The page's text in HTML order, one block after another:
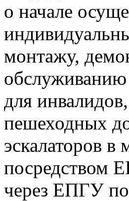
о начале
монтажу,
для
пешеходных
эскалаторов в
посредством
через ЕПГУ по